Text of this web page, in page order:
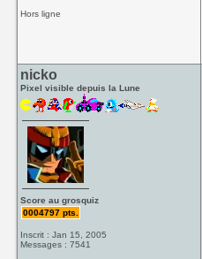
Hors ligne
nicko
Pixel visible depuis la Lune
Score au grosquiz
0004797 pts.
Inscrit : Jan 15, 2005
Messages : 7541